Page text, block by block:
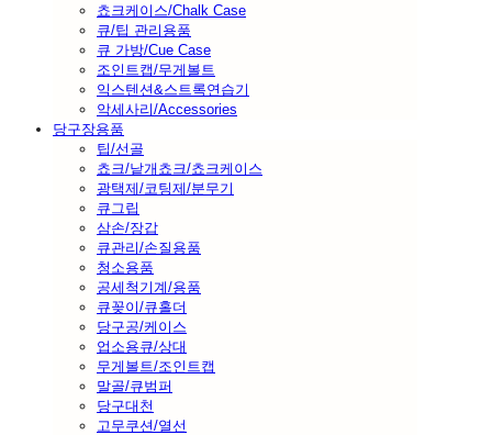
쵸크케이스/Chalk Case
큐/팁 관리용품
큐 가방/Cue Case
조인트캡/무게볼트
익스텐션&스트록연습기
악세사리/Accessories
당구장용품
팁/선골
쵸크/낱개쵸크/쵸크케이스
광택제/코팅제/분무기
큐그립
삼손/장갑
큐관리/손질용품
청소용품
공세척기계/용품
큐꽂이/큐홀더
당구공/케이스
업소용큐/상대
무게볼트/조인트캡
말골/큐범퍼
당구대천
고무쿠션/열선